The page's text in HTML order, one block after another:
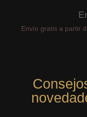
Envío gratis a partir